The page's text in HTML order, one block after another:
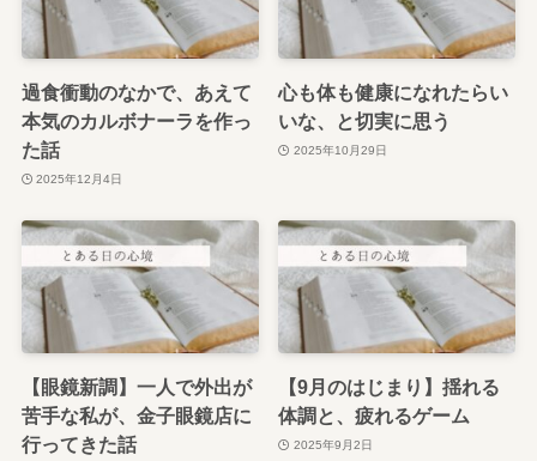
過食衝動のなかで、あえて
本気のカルボナーラを作っ
た話
2025年12月4日
心も体も健康になれたらい
いな、と切実に思う
2025年10月29日
【眼鏡新調】一人で外出が
苦手な私が、金子眼鏡店に
行ってきた話
【9月のはじまり】揺れる
体調と、疲れるゲーム
2025年9月2日